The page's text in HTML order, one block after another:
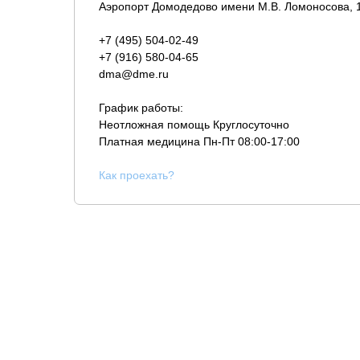
Аэропорт Домодедово имени М.В. Ломоносова,
+7 (495) 504-02-49
+7 (916) 580-04-65
dma@dme.ru
График работы:
Неотложная помощь Круглосуточно
Платная медицина Пн-Пт 08:00-17:00
Как проехать?